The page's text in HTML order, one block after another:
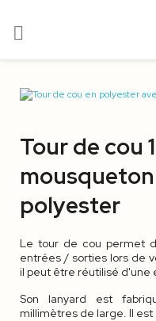

Tour de cou
polyester
Le tour de cou permet
entrées / sorties lors de
il peut être réutilisé d'une
Son lanyard est
millimètres de large. Il est